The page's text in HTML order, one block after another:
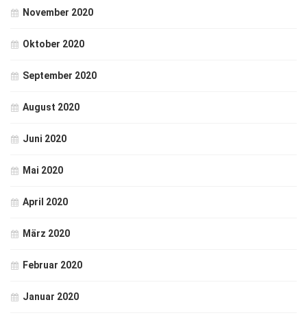
November 2020
Oktober 2020
September 2020
August 2020
Juni 2020
Mai 2020
April 2020
März 2020
Februar 2020
Januar 2020